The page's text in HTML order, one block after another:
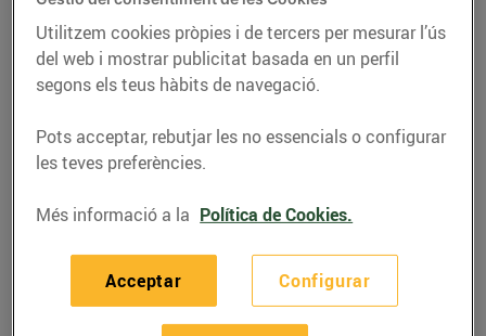
RECEPTES
Utilitzem cookies pròpies i de tercers per mesurar l’ús
del web i mostrar publicitat basada en un perfil
segons els teus hàbits de navegació.
Pots acceptar, rebutjar les no essencials o configurar
les teves preferències.
Més informació a la Política de Cookies.
Configurar
Acceptar